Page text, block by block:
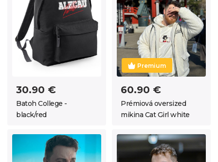
30.90 €
Batoh College -
black/red
Premium
60.90 €
Prémiová oversized
mikina Cat Girl white